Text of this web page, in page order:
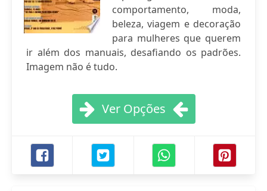
comportamento, moda,
beleza, viagem e decoração
para mulheres que querem
ir além dos manuais, desafiando os padrões.
Imagem não é tudo.
Ver Opções